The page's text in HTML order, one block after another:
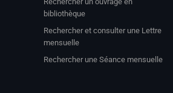
bibliothèque
Rechercher et consulter une Lettre
mensuelle
Rechercher une Séance mensuelle